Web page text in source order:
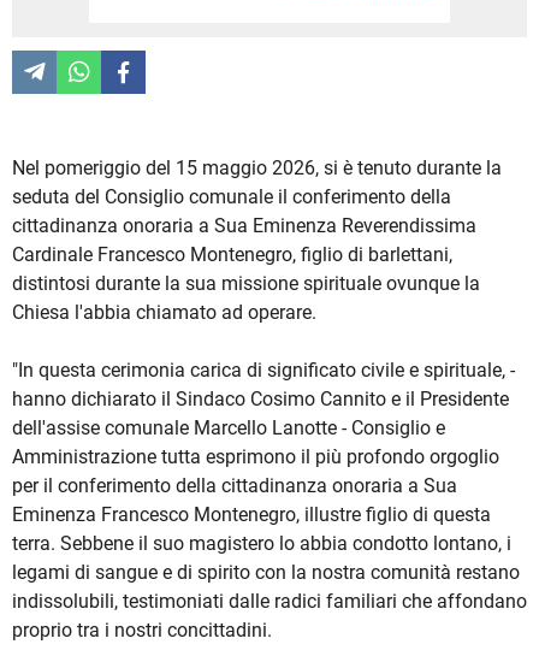
Nel pomeriggio del 15 maggio 2026, si è tenuto durante la
seduta del Consiglio comunale il conferimento della
cittadinanza onoraria a Sua Eminenza Reverendissima
Cardinale Francesco Montenegro, figlio di barlettani,
distintosi durante la sua missione spirituale ovunque la
Chiesa l'abbia chiamato ad operare.
"In questa cerimonia carica di significato civile e spirituale, -
hanno dichiarato il Sindaco Cosimo Cannito e il Presidente
dell'assise comunale Marcello Lanotte - Consiglio e
Amministrazione tutta esprimono il più profondo orgoglio
per il conferimento della cittadinanza onoraria a Sua
Eminenza Francesco Montenegro, illustre figlio di questa
terra. Sebbene il suo magistero lo abbia condotto lontano, i
legami di sangue e di spirito con la nostra comunità restano
indissolubili, testimoniati dalle radici familiari che affondano
proprio tra i nostri concittadini.